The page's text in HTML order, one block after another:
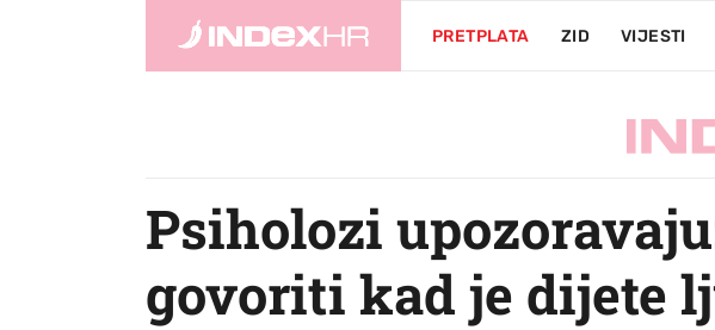
PRETPLATA ZID VIJESTI
Psiholozi
govoriti kad je dijete